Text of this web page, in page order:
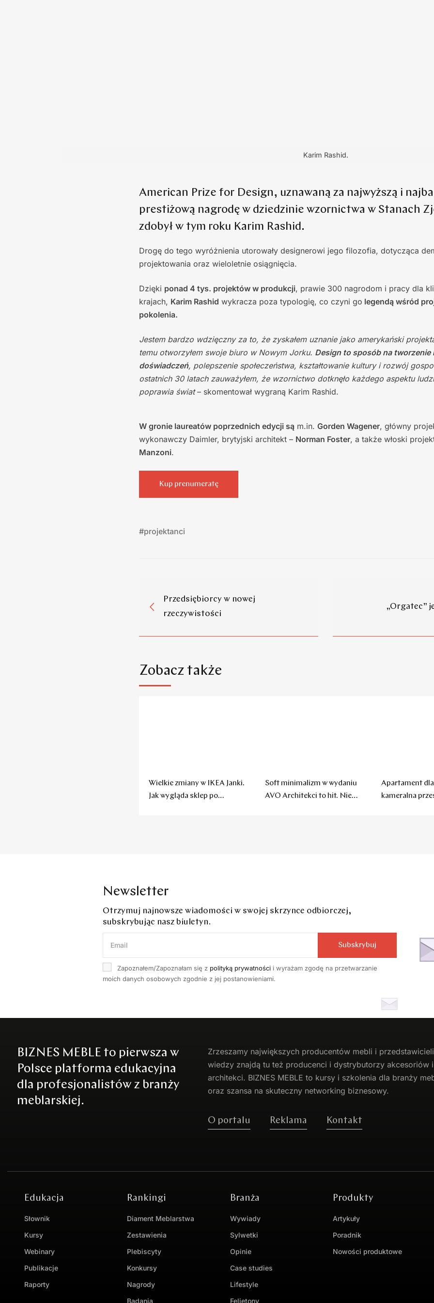
Karim Rashid.
American Prize for Design, uznawaną za najwyższą i
prestiżową nagrodę w dziedzinie wzornictwa w Stanach
zdobył w tym roku Karim Rashid.
Drogę do tego wyróżnienia utorowały designerowi jego filozofia, dotycząca
projektowania oraz wieloletnie osiągnięcia.
Dzięki ponad 4 tys. projektów w produkcji, prawie 300 nagrodom i pracy dla
krajach, Karim Rashid wykracza poza typologię, co czyni go legendą wśród
pokolenia.
Jestem bardzo wdzięczny za to, że zyskałem uznanie jako amerykański
temu otworzyłem swoje biuro w Nowym Jorku. Design to sposób na tworzenie
doświadczeń, polepszenie społeczeństwa, kształtowanie kultury i rozwój
ostatnich 30 latach zauważyłem, że wzornictwo dotknęło każdego aspektu
poprawia świat– skomentował wygraną Karim Rashid.
W gronie laureatów poprzednich edycji są m.in. Gorden Wagener, główny
wykonawczy Daimler, brytyjski architekt – Norman Foster, a także włoski
Manzoni.
Kup prenumeratę
#projektanci
Przedsiębiorcy w nowej
rzeczywistości
„Orgatec”
Zobacz także
Wielkie zmiany w IKEA Janki.
Jak wygląda sklep po
Soft minimalizm w wydaniu
AVO Architekci to hit. Nie
Apartament
kameralna
Newsletter
Otrzymuj najnowsze wiadomości w swojej skrzynce odbiorczej,
subskrybując nasz biuletyn.
Zapoznałem/Zapoznałam się z polityką prywatnościi wyrażam zgodę na przetwarzanie
moich danych osobowych zgodnie z jej postanowieniami.
Subskrybuj
BIZNES MEBLE to pierwsza w
Polsce platforma edukacyjna
dla profesjonalistów z branży
meblarskiej.
Zrzeszamy największych producentów mebli i
wiedzy znajdą tu też producenci i dystrybutorzy
architekci. BIZNES MEBLE to kursy i szkolenia dla branży
oraz szansa na skuteczny networking biznesowy.
O portalu Reklama Kontakt
Edukacja
Słownik
Kursy
Webinary
Publikacje
Raporty
Rankingi
Diament Meblarstwa
Zestawienia
Plebiscyty
Konkursy
Nagrody
Badania
Branża
Wywiady
Sylwetki
Opinie
Case studies
Lifestyle
Felietony
Produkty
Artykuły
Poradnik
Nowości produktowe